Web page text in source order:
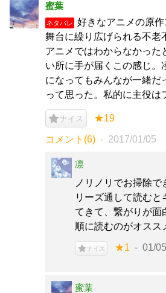
蜜葉
ネタバレ
好きなアニメの原
舞台に繰り広げられる不老
アニメではわからなかった
い所に手が届くこの感じ。
になってもみんなが一緒だ
って思った。私的に主役は
ナイス ★19
コメント(6) 2017/01/05
凛
ノリノリでお掃除
リーズ通して読むと
てきて、繋がりが面
順に読むのがオスス
ナイス ★1 01/
蜜葉